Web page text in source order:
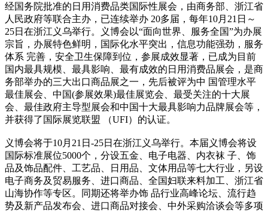
经国务院批准的日用消费品类国际性展会，由商务部、浙江省
人民政府等联合主办，已连续举办 20多届，每年10月21日～
25日在浙江义乌举行。义博会以“面向世界、服务全国”为办展
宗旨，办展特色鲜明，国际化水平突出，信息功能强劲，服务
体系 完善，安全卫生保障到位，参展成效显著，已成为目前
国内最具规模、最具影响、最有成效的日用消费品展会，是商
务部举办的三大出口商品展之一，先后被评为中 国管理水平
最佳展会、中国(参展效果)最佳展览会、最受关注的十大展
会、最佳政府主导型展会和中国十大最具影响力品牌展会等，
并获得了国际展览联盟 （UFI）的认证。
义博会将于10月21日-25日在浙江义乌举行。本届义博会将设
国际标准展位5000个，分设五金、电子电器、内衣袜 子、饰
品及饰品配件、工艺品、日用品、文体用品等七大行业，另设
电子商务及贸易服务、进口商品、全国妇联来料加工、浙江省
山海协作等专区。同期还将举办饰 品行业高峰论坛、流行趋
势及新产品发布会、进口商品对接会、中外采购洽谈会等多项